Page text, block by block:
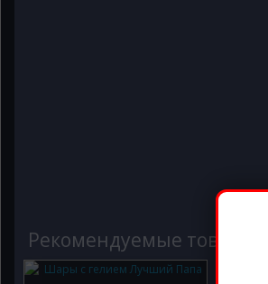
Рекомендуемые товары